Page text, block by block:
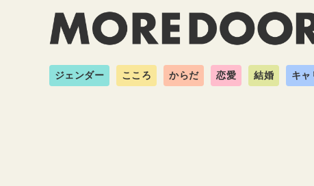
ジェンダー こころ からだ 恋愛 結婚 キャ